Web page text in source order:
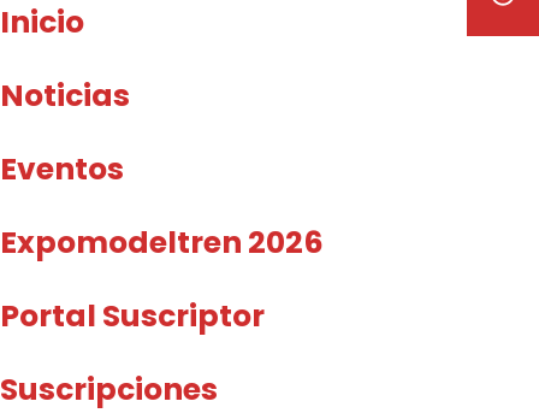
Inicio
Noticias
Eventos
Expomodeltren 2026
Portal Suscriptor
Suscripciones